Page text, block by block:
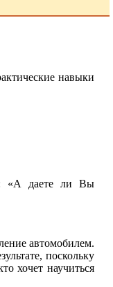
навыки
«А даете ли Вы
автомобилем.
поскольку
хочет научиться